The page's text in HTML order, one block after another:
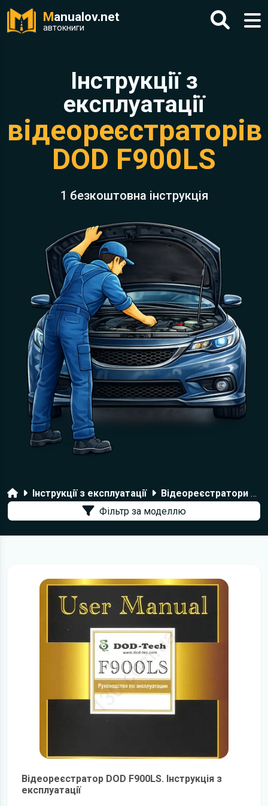
Manualov.net
автокниги
Інструкції з
експлуатації
відеореєстраторів
DOD F900LS
1 безкоштовна інструкція
ГоловнаІнструкції з експлуатації
Відеореєстратори DOD
Фільтр за моделлю
Відеореєстратор DOD F900LS. Інструкція з
експлуатації